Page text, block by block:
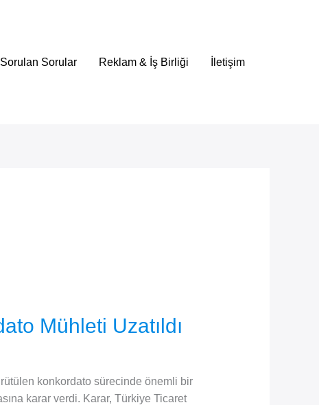
Sorulan Sorular Reklam & İş Birliği İletişim
Mühleti Uzatıldı
konkordato sürecinde önemli bir
karar verdi. Karar, Türkiye Ticaret